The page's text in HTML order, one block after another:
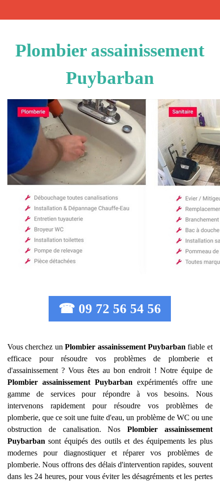
Plombier assainissement
Puybarban
☎ 09 72 56 54 56
Vous cherchez unPlombier assainissement Puybarban fiable et
efficace pour résoudre vos problèmes de plomberie et
d'assainissement ? Vous êtes au bon endroit ! Notre équipe de
Plombier assainissement Puybarban expérimentés offre une
gamme de services pour répondre à vos besoins. Nous
intervenons rapidement pour résoudre vos problèmes de
plomberie, que ce soit une fuite d'eau, un problème de WC ou une
obstruction de canalisation. Nos Plombier assainissement
Puybarban sont équipés des outils et des équipements les plus
modernes pour diagnostiquer et réparer vos problèmes de
plomberie. Nous offrons des délais d'intervention rapides, souvent
dans les 24 heures, pour vous éviter les désagréments et les pertes